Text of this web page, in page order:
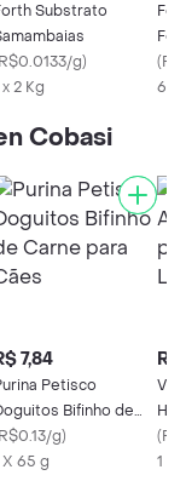
Substrato
R$0.0133/g)
x 2 Kg
(
60
Cobasi
7,84
Petisco
Bifinho de
para Cães
R$0.13/g)
X 65 g
R$
(
1 X